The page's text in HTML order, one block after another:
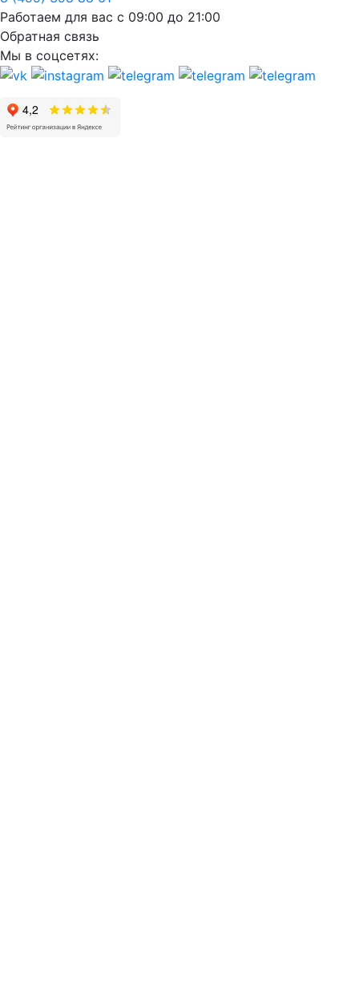
Работаем для вас с 09:00 до 21:00
Обратная связь
Мы в соцсетях: